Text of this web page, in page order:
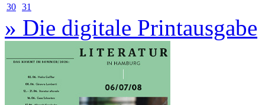
30 31
» Die digitale Printausgabe